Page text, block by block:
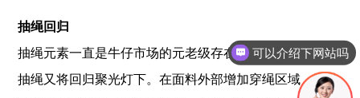
抽绳回归
抽绳元素一直是牛仔市场的元老级存在，在冷落了几季后
抽绳又将回归聚光灯下。在面料外部增加穿绳区域，打造
可以介绍下网站吗